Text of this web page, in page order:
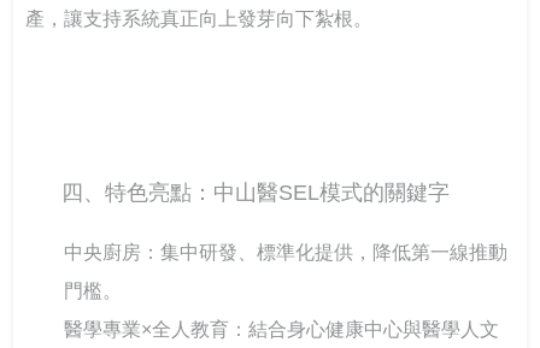
產，讓支持系統真正向上發芽向下紮根。
四、特色亮點：中山醫SEL模式的關鍵字
中央廚房：集中研發、標準化提供，降低第一線推動
門檻。
醫學專業×全人教育：結合身心健康中心與醫學人文